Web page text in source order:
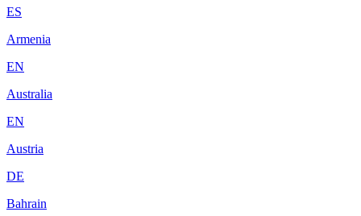
ES
Armenia
EN
Australia
EN
Austria
DE
Bahrain